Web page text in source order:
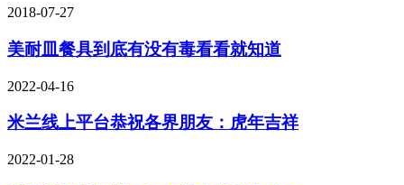
2018-07-27
美耐皿餐具到底有没有毒看看就知道
2022-04-16
米兰线上平台恭祝各界朋友：虎年吉祥
2022-01-28